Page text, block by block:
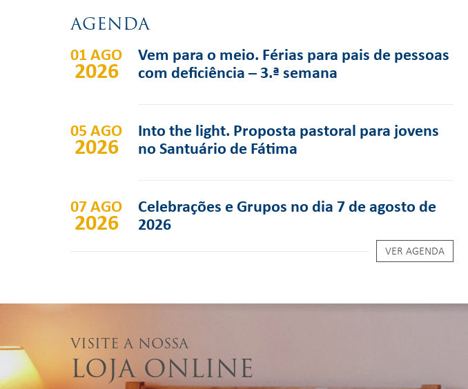
AGENDA
01 AGO
2026
Vem para o meio. Férias para pais de pessoas
com deficiência – 3.ª semana
05 AGO
2026
Into the light. Proposta pastoral para jovens
no Santuário de Fátima
07 AGO
2026
Celebrações e Grupos no dia 7 de agosto de
2026
VER AGENDA
VISITE A NOSSA
LOJA ONLINE